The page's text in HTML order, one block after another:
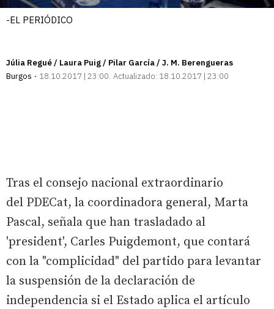
-EL PERIÓDICO
Júlia Regué / Laura Puig / Pilar García / J. M. Berengueras
Burgos
18.10.2017 | 23:00 Actualizado: 18.10.2017 | 23:00
Tras el consejo nacional extraordinario
del PDECat, la coordinadora general, Marta
Pascal, señala que han trasladado al
'president', Carles Puigdemont, que contará
con la "complicidad" del partido para levantar
la suspensión de la declaración de
independencia si el Estado aplica el artículo